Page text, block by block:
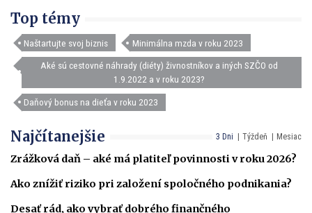
Top témy
Naštartujte svoj biznis Minimálna mzda v roku 2023
Aké sú cestovné náhrady (diéty) živnostníkov a iných SZČO od
1.9.2022 a v roku 2023?
Daňový bonus na dieťa v roku 2023
3 Dni Týždeň Mesiac
Najčítanejšie
Zrážková daň – aké má platiteľ povinnosti v roku 2026?
Ako znížiť riziko pri založení spoločného podnikania?
Desať rád, ako vybrať dobrého finančného